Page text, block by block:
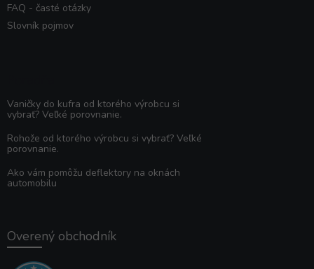
FAQ - časté otázky
Slovník pojmov
Vaničky do kufra od ktorého výrobcu si
vybrať? Veľké porovnanie.
Rohože od ktorého výrobcu si vybrať? Veľké
porovnanie.
Ako vám pomôžu deflektory na oknách
automobilu
Overený obchodník